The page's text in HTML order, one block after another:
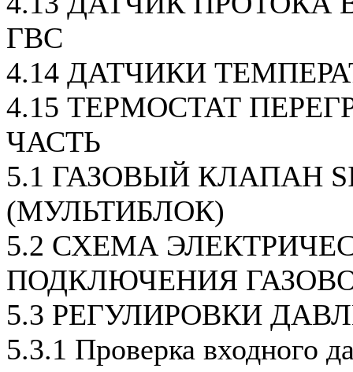
ГВС
4.14 ДАТЧИКИ
4.15 ТЕРМОСТАТ
ЧАСТЬ
5.1 ГАЗОВЫЙ КЛАПАН
(МУЛЬТИБЛОК)
5.2 СХЕМА
ПОДКЛЮЧЕНИЯ
5.3 РЕГУЛИРОВКИ
5.3.1 Проверка входного